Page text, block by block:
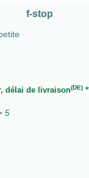
f-stop
délai de livraison(DE)
5